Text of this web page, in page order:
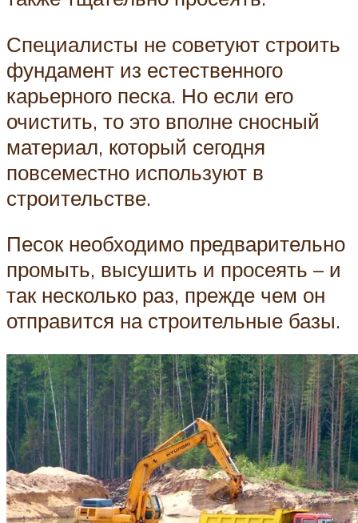
Специалисты не советуют строить
фундамент из естественного
карьерного песка. Но если его
очистить, то это вполне сносный
материал, который сегодня
повсеместно используют в
строительстве.
Песок необходимо предварительно
промыть, высушить и просеять – и
так несколько раз, прежде чем он
отправится на строительные базы.